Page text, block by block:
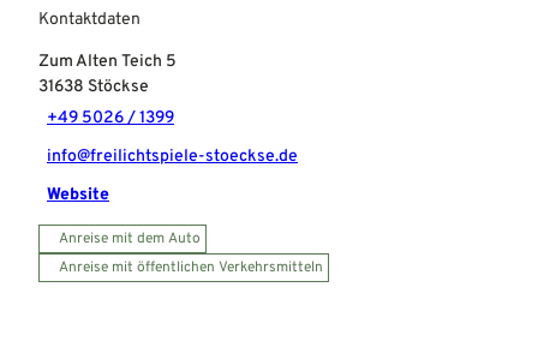
Kontaktdaten
Zum Alten Teich 5
31638 Stöckse
+49 5026 / 1399
info@freilichtspiele-stoeckse.de
Website
Anreise mit dem Auto
Anreise mit öffentlichen Verkehrsmitteln